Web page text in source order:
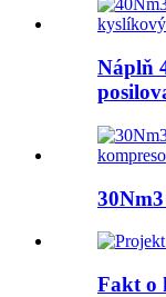
Náplň
Fakt o